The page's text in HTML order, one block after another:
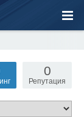
0
Репутация